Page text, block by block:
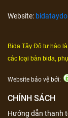
Website:
Bida Tây Đô tự hào
các loại bàn bida,
Website bảo vệ bởi:
CHÍNH SÁCH
Hướng dẫn thanh